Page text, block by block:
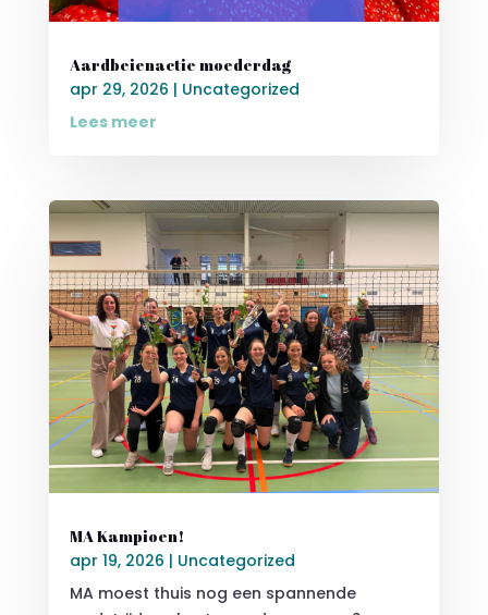
Aardbeienactie moederdag
apr 29, 2026 | Uncategorized
Lees meer
MA Kampioen!
apr 19, 2026 | Uncategorized
MA moest thuis nog een spannende